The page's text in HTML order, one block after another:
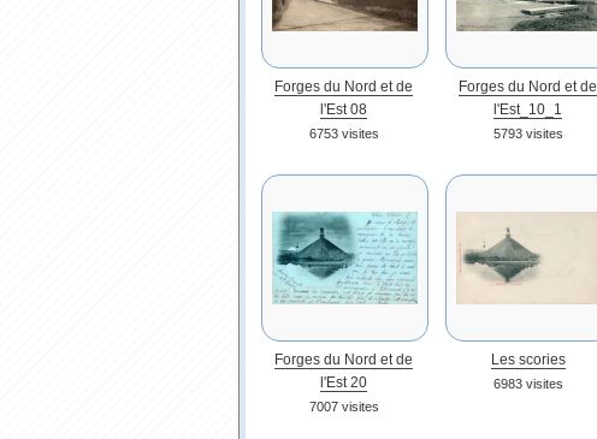
Forges du Nord et de
l'Est 08
6753 visites
Forges du Nord et de
l'Est_10_1
5793 visites
Forges du Nord et de
l'Est 20
7007 visites
Les scories
6983 visites